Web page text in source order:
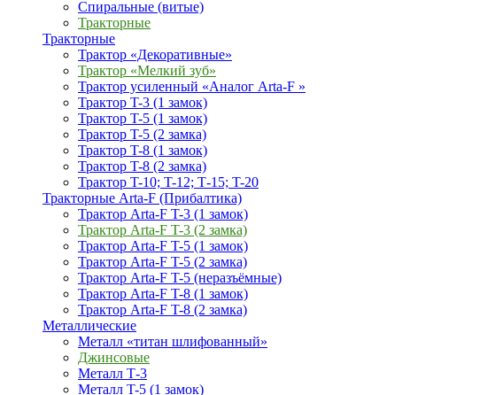
Спиральные (витые)
Тракторные
Тракторные
Трактор «Декоративные»
Трактор «Мелкий зуб»
Трактор усиленный «Аналог Arta-F »
Трактор T-3 (1 замок)
Трактор T-5 (1 замок)
Трактор T-5 (2 замка)
Трактор T-8 (1 замок)
Трактор T-8 (2 замка)
Трактор T-10; T-12; Т-15; T-20
Тракторные Arta-F (Прибалтика)
Трактор Arta-F T-3 (1 замок)
Трактор Arta-F T-3 (2 замка)
Трактор Arta-F T-5 (1 замок)
Трактор Arta-F T-5 (2 замка)
Трактор Arta-F T-5 (неразъёмные)
Трактор Arta-F T-8 (1 замок)
Трактор Arta-F T-8 (2 замка)
Металлические
Металл «титан шлифованный»
Джинсовые
Металл Т-3
Металл T-5 (1 замок)